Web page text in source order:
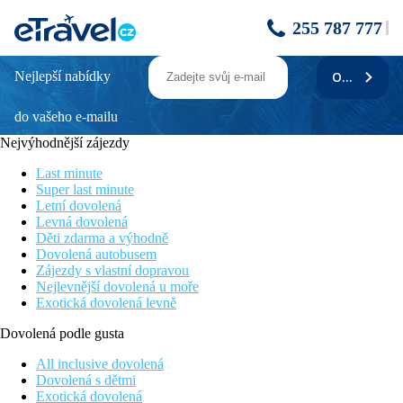
255 787 777
Melenos Art Boutique Hotel
5 minut chůze k nejbližším restauracím
Jedinečný styl pokojů
Krásné výhledy na moře
Nedaleko starověké akropole Lindos
Poloha
Hotel Melenos Art Boutique se nachází v oblasti Lindos.
Mezinárodní letiště Rhodos je vzdáleno 52 km od hotelu
Popis hotelu
Při příjezdu na hotel budete přivítáni příjemnou obsluhou
recepce, která Vám bude k dispozici po celý Váš pobyt.
Samozřejmostí je restaurace s chutnými jídly a také parkoviště,
hotelu je dostupné WiFi připojení
Popis pokoje
Nejlepší nabídky
do vašeho e-mailu
ODEBÍRAT
Nejvýhodnější zájezdy
Last minute
Super last minute
Letní dovolená
Levná dovolená
Děti zdarma a výhodně
Dovolená autobusem
Zájezdy s vlastní dopravou
Nejlevnější dovolená u moře
Exotická dovolená levně
Dovolená podle gusta
All inclusive dovolená
Dovolená s dětmi
Exotická dovolená